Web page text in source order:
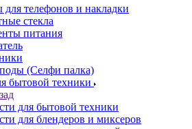
(Селфи палка)
бытовой техники
для бытовой техники
для блендеров и миксеров
для водонагревателей
для кофемашин
для кулеров
для кухонных комбаинов
для кухонных плит